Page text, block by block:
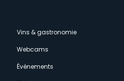
Vins & gastronomie
Webcams
Événements